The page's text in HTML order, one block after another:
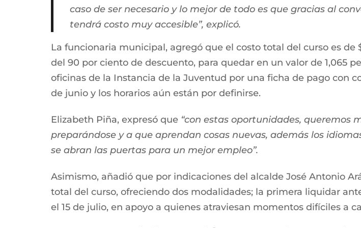
caso de ser necesario y lo mejor de todo es que gracias al
tendrá costo muy accesible”, explicó.
La funcionaria municipal, agregó que el costo total del curso es
del 90 por ciento de descuento, para quedar en un valor de 1,065
oficinas de la Instancia de la Juventud por una ficha de pago con
de junio y los horarios aún están por definirse.
Elizabeth Piña, expresó que “con estas oportunidades, queremos
preparándose y a que aprendan cosas nuevas, además los
se abran las puertas para un mejor empleo”.
Asimismo, añadió que por indicaciones del alcalde José Antonio
total del curso, ofreciendo dos modalidades; la primera liquidar
el 15 de julio, en apoyo a quienes atraviesan momentos difíciles a